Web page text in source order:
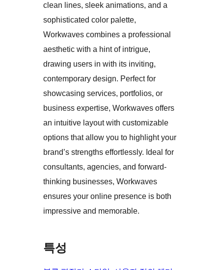
clean lines, sleek animations, and a
sophisticated color palette,
Workwaves combines a professional
aesthetic with a hint of intrigue,
drawing users in with its inviting,
contemporary design. Perfect for
showcasing services, portfolios, or
business expertise, Workwaves offers
an intuitive layout with customizable
options that allow you to highlight your
brand’s strengths effortlessly. Ideal for
consultants, agencies, and forward-
thinking businesses, Workwaves
ensures your online presence is both
impressive and memorable.
특성